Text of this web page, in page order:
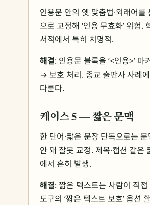
인용문 안의 옛 맞춤법·외래어를
으로 교정해 ‘인용 무효화’ 위험.
서적에서 특히 치명적.
해결: 인용문 블록을 ‘<인용>’ 마
→ 보호 처리. 종교 출판사 사례
다룬다.
케이스 5 — 짧은 문맥
한 단어·짧은 문장 단독으로는
안 돼 잘못 교정. 제목·캡션 같은
에서 흔히 발생.
해결: 짧은 텍스트는 사람이 직
도구의 ‘짧은 텍스트 보호’ 옵션